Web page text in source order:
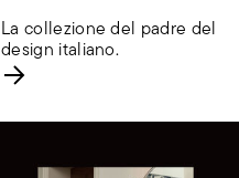
La collezione del padre del
design italiano.